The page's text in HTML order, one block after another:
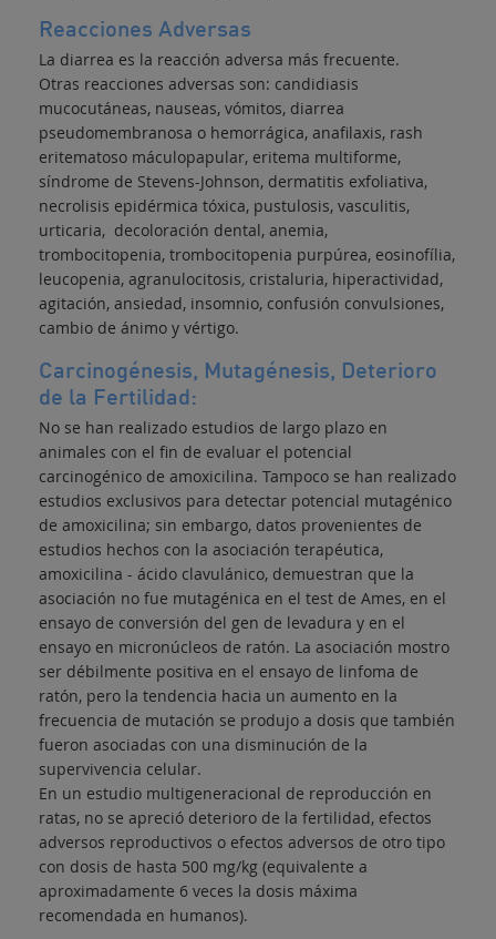
Reacciones Adversas
La diarrea es la reacción adversa más frecuente.
Otras reacciones adversas son: candidiasis
mucocutáneas, nauseas, vómitos, diarrea
pseudomembranosa o hemorrágica, anafilaxis, rash
eritematoso máculopapular, eritema multiforme,
síndrome de Stevens-Johnson, dermatitis exfoliativa,
necrolisis epidérmica tóxica, pustulosis, vasculitis,
urticaria, decoloración dental, anemia,
trombocitopenia, trombocitopenia purpúrea, eosinofília,
leucopenia, agranulocitosis, cristaluria, hiperactividad,
agitación, ansiedad, insomnio, confusión convulsiones,
cambio de ánimo y vértigo.
Carcinogénesis, Mutagénesis, Deterioro
de la Fertilidad:
No se han realizado estudios de largo plazo en
animales con el fin de evaluar el potencial
carcinogénico de amoxicilina. Tampoco se han realizado
estudios exclusivos para detectar potencial mutagénico
de amoxicilina; sin embargo, datos provenientes de
estudios hechos con la asociación terapéutica,
amoxicilina - ácido clavulánico, demuestran que la
asociación no fue mutagénica en el test de Ames, en el
ensayo de conversión del gen de levadura y en el
ensayo en micronúcleos de ratón. La asociación mostro
ser débilmente positiva en el ensayo de linfoma de
ratón, pero la tendencia hacia un aumento en la
frecuencia de mutación se produjo a dosis que también
fueron asociadas con una disminución de la
supervivencia celular.
En un estudio multigeneracional de reproducción en
ratas, no se apreció deterioro de la fertilidad, efectos
adversos reproductivos o efectos adversos de otro tipo
con dosis de hasta 500 mg/kg (equivalente a
aproximadamente 6 veces la dosis máxima
recomendada en humanos).